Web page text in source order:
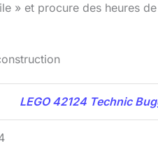
» et procure des heures
LEGO 42124 Technic